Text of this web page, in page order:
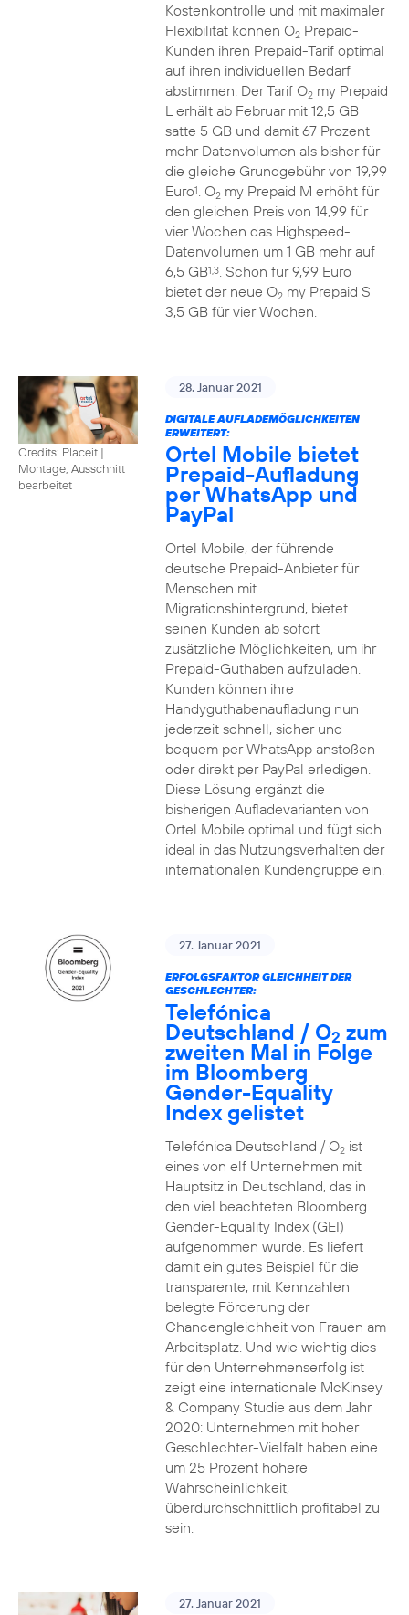
Kostenkontrolle und mit maximaler
Flexibilität können O2Prepaid-
Kunden ihren Prepaid-Tarif optimal
auf ihren individuellen Bedarf
abstimmen. Der Tarif O2my Prepaid
L erhält ab Februar mit 12,5 GB
satte 5 GB und damit 67 Prozent
mehr Datenvolumen als bisher für
die gleiche Grundgebühr von 19,99
Euro1. O2my Prepaid M erhöht für
den gleichen Preis von 14,99 für
vier Wochen das Highspeed-
Datenvolumen um 1 GB mehr auf
6,5 GB1,3. Schon für 9,99 Euro
bietet der neue O2my Prepaid S
3,5 GB für vier Wochen.
Credits: Placeit |
Montage, Ausschnitt
bearbeitet
28. Januar 2021
DIGITALE AUFLADEMÖGLICHKEITEN
ERWEITERT:
Ortel Mobile bietet
Prepaid-Aufladung
per WhatsApp und
PayPal
Ortel Mobile, der führende
deutsche Prepaid-Anbieter für
Menschen mit
Migrationshintergrund, bietet
seinen Kunden ab sofort
zusätzliche Möglichkeiten, um ihr
Prepaid-Guthaben aufzuladen.
Kunden können ihre
Handyguthabenaufladung nun
jederzeit schnell, sicher und
bequem per WhatsApp anstoßen
oder direkt per PayPal erledigen.
Diese Lösung ergänzt die
bisherigen Aufladevarianten von
Ortel Mobile optimal und fügt sich
ideal in das Nutzungsverhalten der
internationalen Kundengruppe ein.
27. Januar 2021
ERFOLGSFAKTOR GLEICHHEIT DER
GESCHLECHTER:
Telefónica
Deutschland / O2 zum
zweiten Mal in Folge
im Bloomberg
Gender-Equality
Index gelistet
Telefónica Deutschland / O2ist
eines von elf Unternehmen mit
Hauptsitz in Deutschland, das in
den viel beachteten Bloomberg
Gender-Equality Index (GEI)
aufgenommen wurde. Es liefert
damit ein gutes Beispiel für die
transparente, mit Kennzahlen
belegte Förderung der
Chancengleichheit von Frauen am
Arbeitsplatz. Und wie wichtig dies
für den Unternehmenserfolg ist
zeigt eine internationale McKinsey
& Company Studie aus dem Jahr
2020: Unternehmen mit hoher
Geschlechter-Vielfalt haben eine
um 25 Prozent höhere
Wahrscheinlichkeit,
überdurchschnittlich profitabel zu
sein.
27. Januar 2021